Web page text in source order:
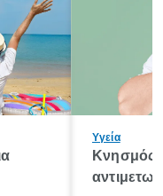
Υγεία
Κνησμός: